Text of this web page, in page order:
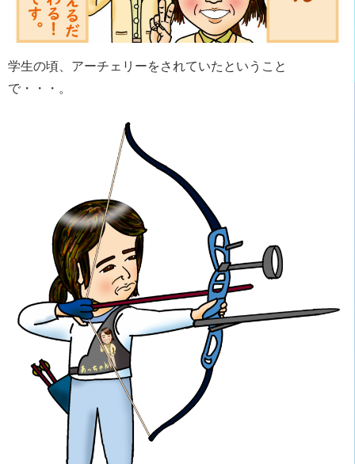
学生の頃、アーチェリーをされていたということ
で・・・。